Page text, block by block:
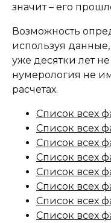
значит – его
Возможность
используя
уже десятки лет
нумерология не
расчетах.
Список всех
Список всех
Список всех
Список всех
Список всех
Список всех
Список всех
Список всех